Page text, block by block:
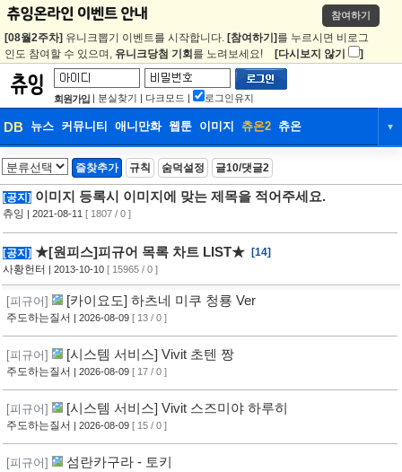
참여하기
[08월2주차] 유니크뽑기 이벤트를 시작합니다. [참여하기] 를 누르시면 비로그
인도 참여할 수 있으며, 유니크당첨 기회 를 노려보세요! [다시보지 않기 ]
회원가입 | 분실찾기 | 다크모드 | 로그인유지
DB 뉴스 커뮤니티 애니만화 웹툰 이미지 츄온2 츄온 ▼
DB 뉴스 커뮤니티
웹툰 이미지 츄온2
즐찾추가 규칙 숨덕설정 글10/댓글2
[공지] 이미지 등록시 이미지에 맞는 제목을 적어주세요.
츄잉 | 2021-08-11 [ 1807 / 0 ]
[공지] ★[원피스]피규어 목록 차트 LIST★
[14]
사황헌터 | 2013-10-10 [ 15965 / 0 ]
[피규어] [카이요도] 하츠네 미쿠 청룡 Ver
주도하는질서 | 2026-08-09 [ 13 / 0 ]
[피규어] [시스템 서비스] Vivit 초텐 짱
주도하는질서 | 2026-08-09 [ 17 / 0 ]
[피규어] [시스템 서비스] Vivit 스즈미야 하루히
주도하는질서 | 2026-08-09 [ 15 / 0 ]
[피규어] 섬란카구라 - 토키